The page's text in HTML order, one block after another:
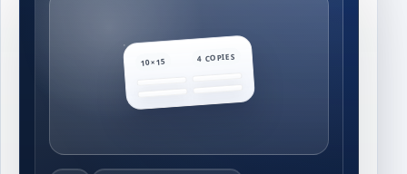
10×15 4 COPIES